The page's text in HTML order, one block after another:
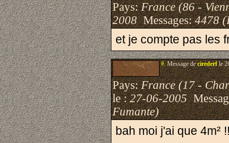
Pays:France (86 -
2008Messages:4478
et je compte pas les
#.Message decirederfle
Pays:France (17 -
le :27-06-2005
Fumante)
bah moi j'ai que 4m²